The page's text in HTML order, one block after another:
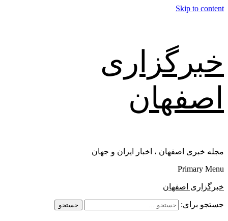
Skip to content
خبرگزاری
اصفهان
مجله خبری اصفهان ، اخبار ایران و جهان
Primary Menu
خبرگزاری اصفهان
جستجو برای: